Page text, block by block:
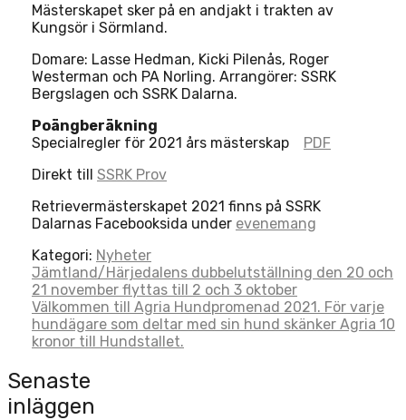
Mästerskapet sker på en andjakt i trakten av
Kungsör i Sörmland.
Domare: Lasse Hedman, Kicki Pilenås, Roger
Westerman och PA Norling. Arrangörer: SSRK
Bergslagen och SSRK Dalarna.
Poängberäkning
Specialregler för 2021 års mästerskap PDF
Direkt till SSRK Prov
Retrievermästerskapet 2021 finns på SSRK
Dalarnas Facebooksida under evenemang
Kategori: Nyheter
Post
navigation
Jämtland/Härjedalens dubbelutställning den 20 och
21 november flyttas till 2 och 3 oktober
Välkommen till Agria Hundpromenad 2021. För varje
hundägare som deltar med sin hund skänker Agria 10
kronor till Hundstallet.
Senaste
inläggen